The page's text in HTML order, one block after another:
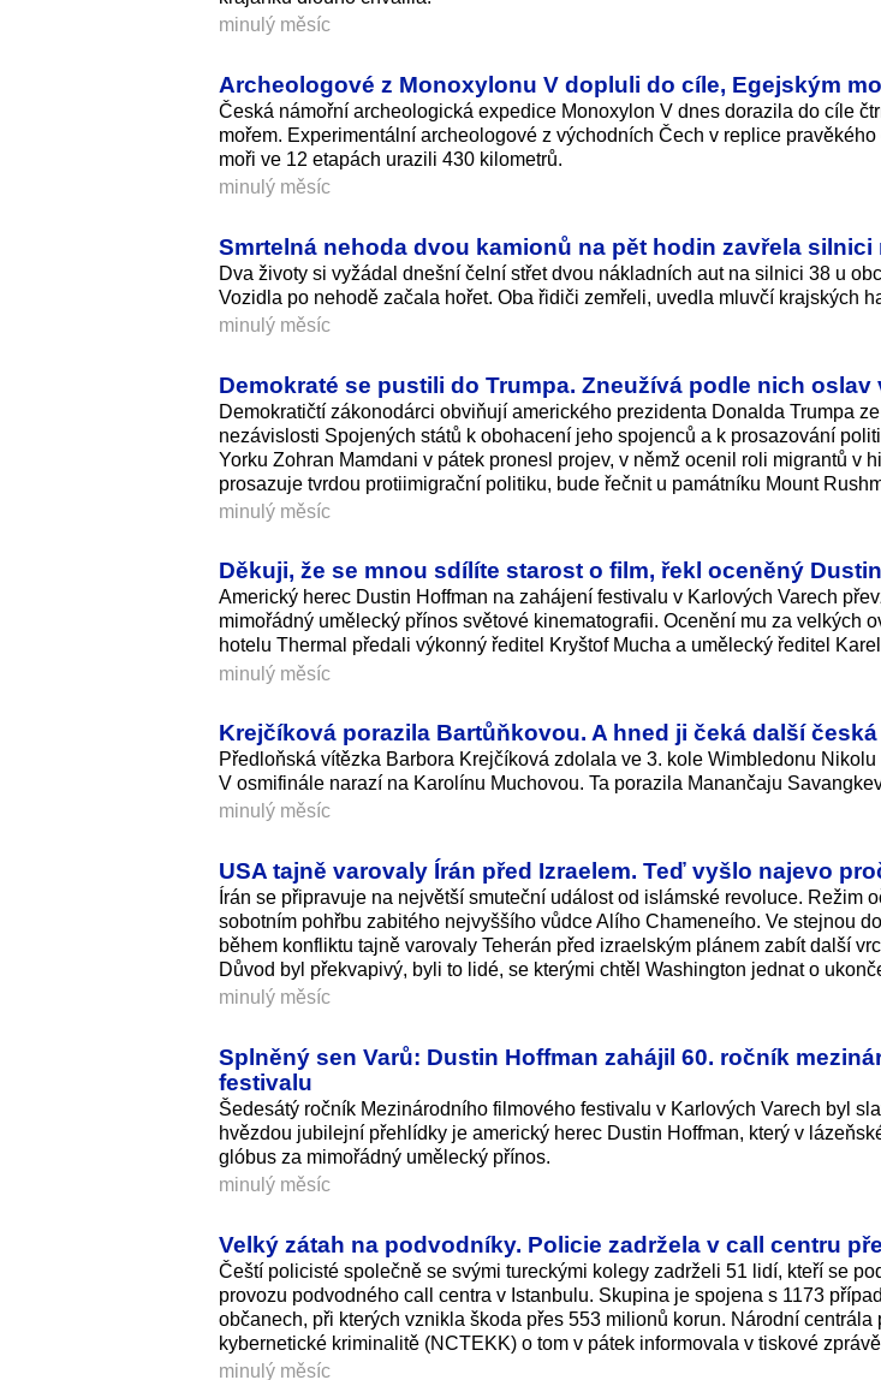
minulý měsíc
Archeologové z Monoxylonu V dopluli do cíle, Egejským
Česká námořní archeologická expedice Monoxylon V dnes dorazila do cíle
mořem. Experimentální archeologové z východních Čech v replice
moři ve 12 etapách urazili 430 kilometrů.
minulý měsíc
Smrtelná nehoda dvou kamionů na pět hodin zavřela
Dva životy si vyžádal dnešní čelní střet dvou nákladních aut na silnici 38 u
Vozidla po nehodě začala hořet. Oba řidiči zemřeli, uvedla mluvčí krajských
minulý měsíc
Demokraté se pustili do Trumpa. Zneužívá podle nich
Demokratičtí zákonodárci obviňují amerického prezidenta Donalda Trumpa
nezávislosti Spojených států k obohacení jeho spojenců a k prosazování
Yorku Zohran Mamdani v pátek pronesl projev, v němž ocenil roli migrantů v
prosazuje tvrdou protiimigrační politiku, bude řečnit u památníku Mount
minulý měsíc
Děkuji, že se mnou sdílíte starost o film, řekl oceněný
Americký herec Dustin Hoffman na zahájení festivalu v Karlových Varech
mimořádný umělecký přínos světové kinematografii. Ocenění mu za velkých
hotelu Thermal předali výkonný ředitel Kryštof Mucha a umělecký ředitel
minulý měsíc
Krejčíková porazila Bartůňkovou. A hned ji čeká další
Předloňská vítězka Barbora Krejčíková zdolala ve 3. kole Wimbledonu Nikolu
V osmifinále narazí na Karolínu Muchovou. Ta porazila Manančaju
minulý měsíc
USA tajně varovaly Írán před Izraelem. Teď vyšlo najevo
Írán se připravuje na největší smuteční událost od islámské revoluce. Režim
sobotním pohřbu zabitého nejvyššího vůdce Alího Chameneího. Ve stejnou
během konfliktu tajně varovaly Teherán před izraelským plánem zabít další
Důvod byl překvapivý, byli to lidé, se kterými chtěl Washington jednat o
minulý měsíc
Splněný sen Varů: Dustin Hoffman zahájil 60. ročník
festivalu
Šedesátý ročník Mezinárodního filmového festivalu v Karlových Varech byl
hvězdou jubilejní přehlídky je americký herec Dustin Hoffman, který v
glóbus za mimořádný umělecký přínos.
minulý měsíc
Velký zátah na podvodníky. Policie zadržela v call centru
Čeští policisté společně se svými tureckými kolegy zadrželi 51 lidí, kteří se
provozu podvodného call centra v Istanbulu. Skupina je spojena s 1173
občanech, při kterých vznikla škoda přes 553 milionů korun. Národní centrála
kybernetické kriminalitě (NCTEKK) o tom v pátek informovala v tiskové
minulý měsíc